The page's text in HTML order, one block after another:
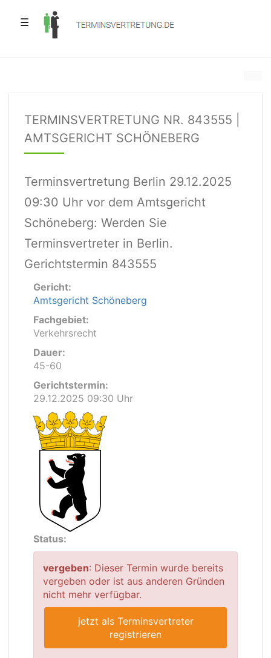
☰
TERMINSVERTRETUNG NR. 843555 |
AMTSGERICHT SCHÖNEBERG
Terminsvertretung Berlin 29.12.2025
09:30 Uhr vor dem Amtsgericht
Schöneberg: Werden Sie
Terminsvertreter in Berlin.
Gerichtstermin 843555
Gericht:
Amtsgericht Schöneberg
Fachgebiet:
Verkehrsrecht
Dauer:
45-60
Gerichtstermin:
29.12.2025 09:30 Uhr
Status:
vergeben: Dieser Termin wurde bereits
vergeben oder ist aus anderen Gründen
nicht mehr verfügbar.
jetzt als Terminsvertreter
registrieren